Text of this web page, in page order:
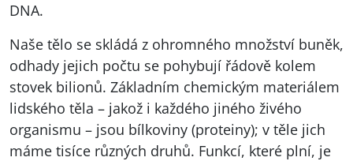
DNA.
Naše tělo se skládá z ohromného množství buněk,
odhady jejich počtu se pohybují řádově kolem
stovek bilionů. Základním chemickým materiálem
lidského těla – jakož i každého jiného živého
organismu – jsou bílkoviny (proteiny); v těle jich
máme tisíce různých druhů. Funkcí, které plní, je